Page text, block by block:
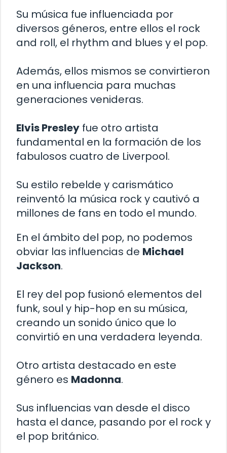
Su música fue influenciada por
diversos géneros, entre ellos el rock
and roll, el rhythm and blues y el pop.
Además, ellos mismos se convirtieron
en una influencia para muchas
generaciones venideras.
Elvis Presley fue otro artista
fundamental en la formación de los
fabulosos cuatro de Liverpool.
Su estilo rebelde y carismático
reinventó la música rock y cautivó a
millones de fans en todo el mundo.
En el ámbito del pop, no podemos
obviar las influencias de Michael
Jackson.
El rey del pop fusionó elementos del
funk, soul y hip-hop en su música,
creando un sonido único que lo
convirtió en una verdadera leyenda.
Otro artista destacado en este
género es Madonna.
Sus influencias van desde el disco
hasta el dance, pasando por el rock y
el pop británico.